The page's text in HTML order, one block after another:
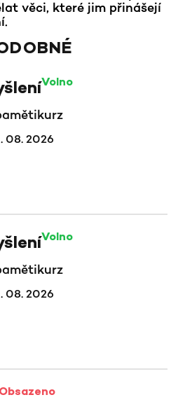
věci, které jim přinášejí
Volno
kurz
08. 2026
Volno
kurz
08. 2026
Obsazeno